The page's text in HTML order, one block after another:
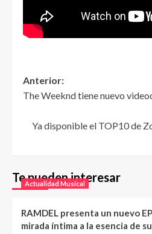
Anterior:
The Weeknd tiene nuevo
Ya disponible el TOP10 de
Te pueden interesar
Actualidad Musical
RAMDEL presenta un nuevo
mirada íntima a la esencia de